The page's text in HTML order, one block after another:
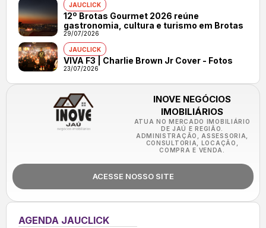
JAUCLICK
12º Brotas Gourmet 2026 reúne
gastronomia, cultura e turismo em Brotas
29/07/2026
JAUCLICK
VIVA F3 | Charlie Brown Jr Cover - Fotos
23/07/2026
INOVE NEGÓCIOS
IMOBILIÁRIOS
ATUA NO MERCADO IMOBILIÁRIO
DE JAÚ E REGIÃO.
ADMINISTRAÇÃO, ASSESSORIA,
CONSULTORIA, LOCAÇÃO,
COMPRA E VENDA.
ACESSE NOSSO SITE
AGENDA JAUCLICK